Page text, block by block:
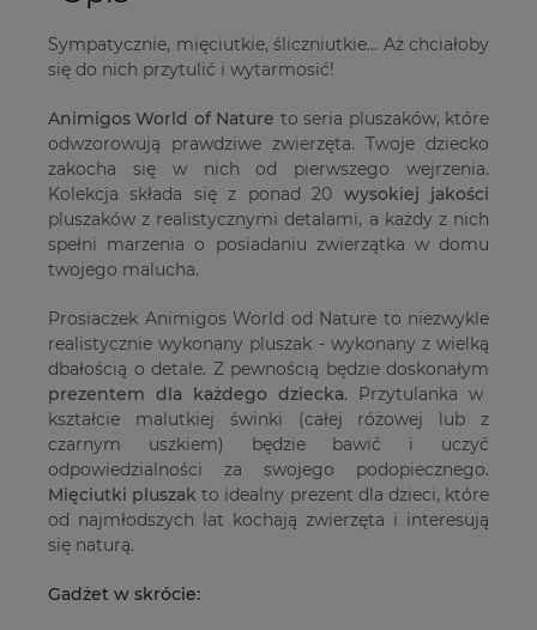
Sympatycznie, mięciutkie, śliczniutkie... Aż chciałoby
się do nich przytulić i wytarmosić!
Animigos World of Nature to seria pluszaków, które
odwzorowują prawdziwe zwierzęta. Twoje dziecko
zakocha się w nich od pierwszego wejrzenia.
Kolekcja składa się z ponad 20 wysokiej jakości
pluszaków z realistycznymi detalami, a każdy z nich
spełni marzenia o posiadaniu zwierzątka w domu
twojego malucha.
Prosiaczek Animigos World od Nature to niezwykle
realistycznie wykonany pluszak - wykonany z wielką
dbałością o detale. Z pewnością będzie doskonałym
prezentem dla każdego dziecka. Przytulanka w
kształcie malutkiej świnki (całej różowej lub z
czarnym uszkiem) będzie bawić i uczyć
odpowiedzialności za swojego podopiecznego.
Mięciutki pluszak to idealny prezent dla dzieci, które
od najmłodszych lat kochają zwierzęta i interesują
się naturą.
Gadżet w skrócie: